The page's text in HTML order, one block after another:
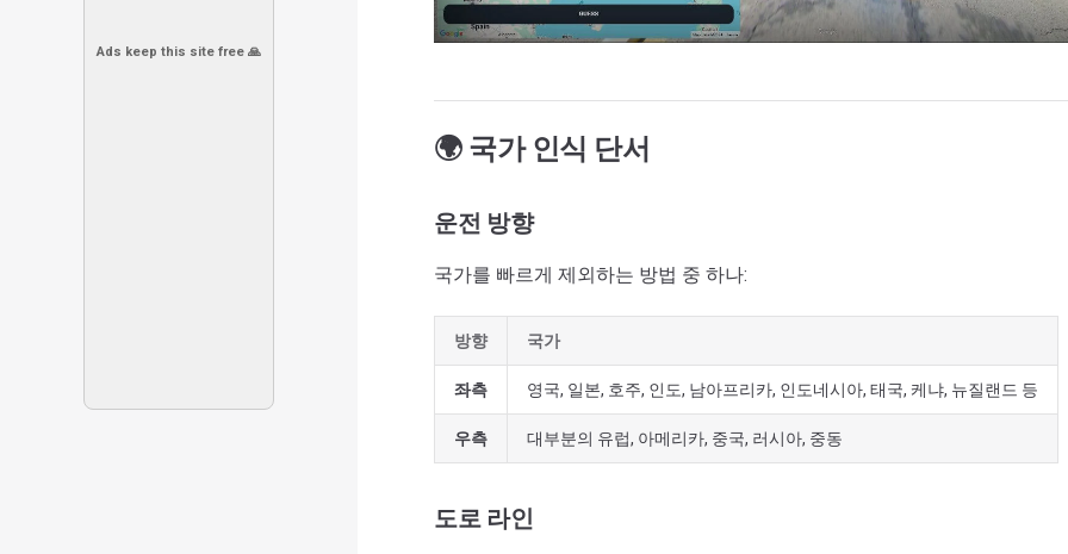
Ads keep this site free 🙏
🌍 국가 인식 단서
운전 방향
국가를 빠르게 제외하는 방법 중 하나:
방향 국가
좌측 영국, 일본, 호주, 인도, 남아프리카, 인도네시아, 태국, 케냐, 뉴질랜드 등
우측 대부분의 유럽, 아메리카, 중국, 러시아, 중동
도로 라인